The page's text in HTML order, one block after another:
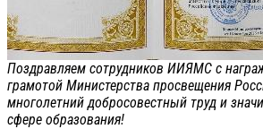
Поздравляем сотрудников ИИЯМС с
грамотой Министерства просвещения
многолетний добросовестный труд и
сфере образования!